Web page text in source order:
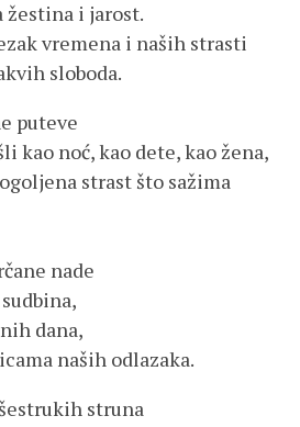
žestina i jarost.
vremena i naših strasti
sloboda.
puteve
kao noć, kao dete, kao žena,
strast što sažima
nade
dana,
naših odlazaka.
struna